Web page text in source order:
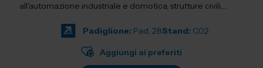
all'automazione industriale e domotica, strutture civili,
Padiglione: Pad. 28Stand: C02
Aggiungi ai preferiti